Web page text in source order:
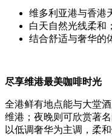
维多利亚港与香港
白天自然光线柔和
结合舒适与奢华的
尽享维港最美咖啡时光
全港鲜有地点能与大堂
维港；夜晚则可欣赏著
以低调奢华为主调，柔